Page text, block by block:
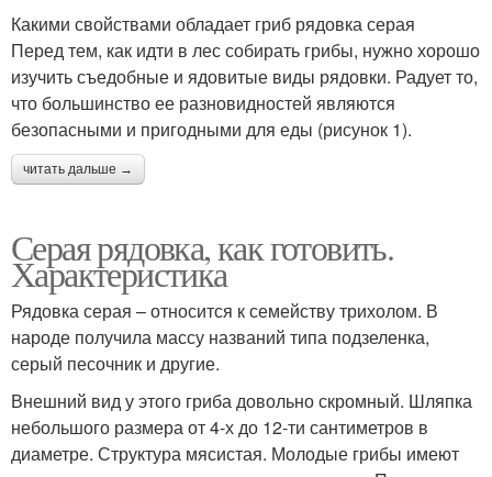
Какими свойствами обладает гриб рядовка серая
Перед тем, как идти в лес собирать грибы, нужно хорошо
изучить съедобные и ядовитые виды рядовки. Радует то,
что большинство ее разновидностей являются
безопасными и пригодными для еды (рисунок 1).
читать дальше →
Серая рядовка, как готовить.
Характеристика
Рядовка серая – относится к семейству трихолом. В
народе получила массу названий типа подзеленка,
серый песочник и другие.
Внешний вид у этого гриба довольно скромный. Шляпка
небольшого размера от 4-х до 12-ти сантиметров в
диаметре. Структура мясистая. Молодые грибы имеют